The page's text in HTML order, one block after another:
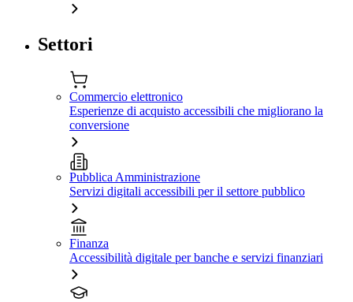
Settori
Commercio elettronico
Esperienze di acquisto accessibili che migliorano la
conversione
Pubblica Amministrazione
Servizi digitali accessibili per il settore pubblico
Finanza
Accessibilità digitale per banche e servizi finanziari